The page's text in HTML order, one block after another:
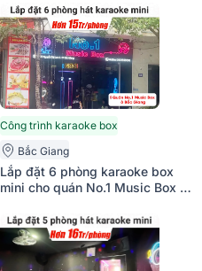
DKA 5500, 4K Plus 4TB, Màn
21.5 inch)
Công trình karaoke box
Bắc Giang
Lắp đặt 6 phòng karaoke box
mini cho quán No.1 Music Box ở
BKSound DKA 5500)